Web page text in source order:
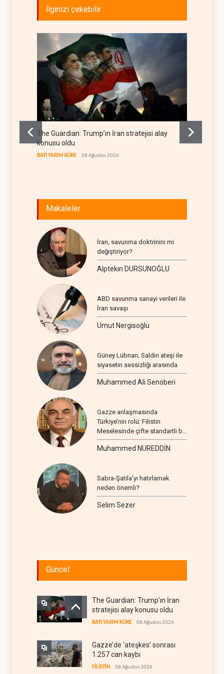
İlginizi çekebilir
The Guardian: Trump’ın İran stratejisi alay
konusu oldu
BATI YARIM KÜRE 08 Ağustos 2026
Makaleler
İran, savunma doktrinini mi
değiştiriyor?
Alptekin DURSUNOĞLU
ABD savunma sanayi verileri ile
İran savaşı
Umut Nergisoğlu
Güney Lübnan; Saldırı ateşi ile
siyasetin sessizliği arasında
Muhammed Ali Senoberi
Gazze anlaşmasında
Türkiye’nin rolü: Filistin
Meselesinde çifte standartlı bir
seyir
Muhammed NUREDDİN
Sabra-Şatila’yı hatırlamak
neden önemli?
Selim Sezer
Güncel
The Guardian: Trump’ın İran
stratejisi alay konusu oldu
BATI YARIM KÜRE 08 Ağustos 2026
Gazze’de ‘ateşkes’ sonrası
1.257 can kaybı
FİLİSTİN 08 Ağustos 2026